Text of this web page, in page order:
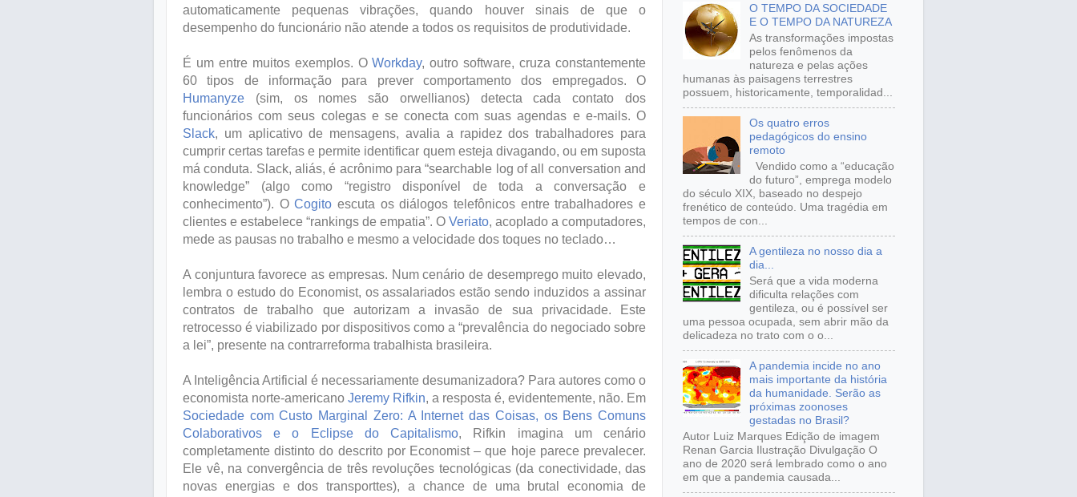
automaticamente pequenas vibrações, quando houver sinais de que o
desempenho do funcionário não atende a todos os requisitos de produtividade.
É um entre muitos exemplos. OWorkday, outro software, cruza constantemente
60 tipos de informação para prever comportamento dos empregados. O
Humanyze (sim, os nomes são orwellianos) detecta cada contato dos
funcionários com seus colegas e se conecta com suas agendas e e-mails. O
Slack, um aplicativo de mensagens, avalia a rapidez dos trabalhadores para
cumprir certas tarefas e permite identificar quem esteja divagando, ou em suposta
má conduta. Slack, aliás, é acrônimo para “searchable log of all conversation and
knowledge” (algo como “registro disponível de toda a conversação e
conhecimento”). OCogito escuta os diálogos telefônicos entre trabalhadores e
clientes e estabelece “rankings de empatia”. O Veriato, acoplado a computadores,
mede as pausas no trabalho e mesmo a velocidade dos toques no teclado…
A conjuntura favorece as empresas. Num cenário de desemprego muito elevado,
lembra o estudo do Economist, os assalariados estão sendo induzidos a assinar
contratos de trabalho que autorizam a invasão de sua privacidade. Este
retrocesso é viabilizado por dispositivos como a “prevalência do negociado sobre
a lei”, presente na contrarreforma trabalhista brasileira.
A Inteligência Artificial é necessariamente desumanizadora? Para autores como o
economista norte-americano Jeremy Rifkin, a resposta é, evidentemente, não. Em
Sociedade com Custo Marginal Zero: A Internet das Coisas, os Bens Comuns
Colaborativos e o Eclipse do Capitalismo, Rifkin imagina um cenário
completamente distinto do descrito por Economist – que hoje parece prevalecer.
Ele vê, na convergência de três revoluções tecnológicas (da conectividade, das
novas energias e dos transporttes), a chance de uma brutal economia de
O TEMPO DA SOCIEDADE
E O TEMPO DA NATUREZA
As transformações impostas
pelos fenômenos da
natureza e pelas ações
humanas às paisagens terrestres
possuem, historicamente, temporalidad...
Os quatro erros
pedagógicos do ensino
remoto
Vendido como a “educação
do futuro”, emprega modelo
do século XIX, baseado no despejo
frenético de conteúdo. Uma tragédia em
tempos de con...
A gentileza no nosso dia a
dia...
Será que a vida moderna
dificulta relações com
gentileza, ou é possível ser
uma pessoa ocupada, sem abrir mão da
delicadeza no trato com o o...
A pandemia incide no ano
mais importante da história
da humanidade. Serão as
próximas zoonoses
gestadas no Brasil?
Autor Luiz Marques Edição de imagem
Renan Garcia Ilustração Divulgação O
ano de 2020 será lembrado como o ano
em que a pandemia causada...